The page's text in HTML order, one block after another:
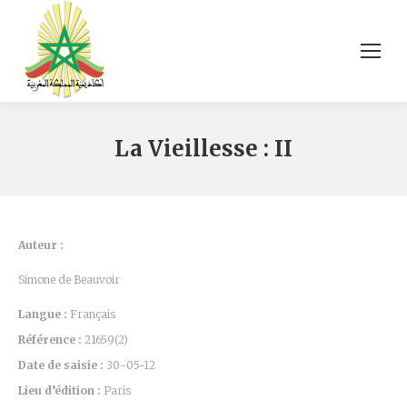
La Vieillesse : II
Auteur :
Simone de Beauvoir
Langue : Français
Référence : 21659(2)
Date de saisie : 30-05-12
Lieu d’édition : Paris